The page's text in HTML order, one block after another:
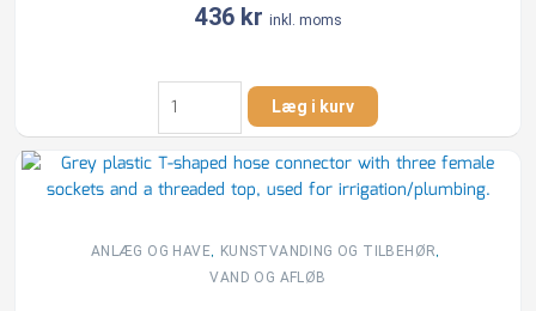
436 kr inkl. moms
Gardena
Pipeline
MD
40/300
pop-
sprinkler,
Læg i kurv
ANLÆG OG HAVE, KUNSTVANDING OG TILBEHØR,
VAND OG AFLØB